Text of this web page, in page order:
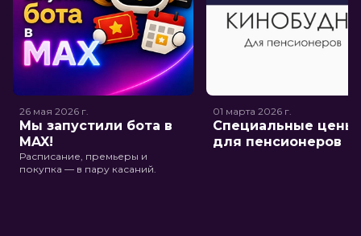
26 мая 2026 г.
Мы запустили бота в
MAX!
Расписание, премьеры и
покупка — в пару касаний.
01 марта 2026 г.
Специальные цены
для пенсионеров